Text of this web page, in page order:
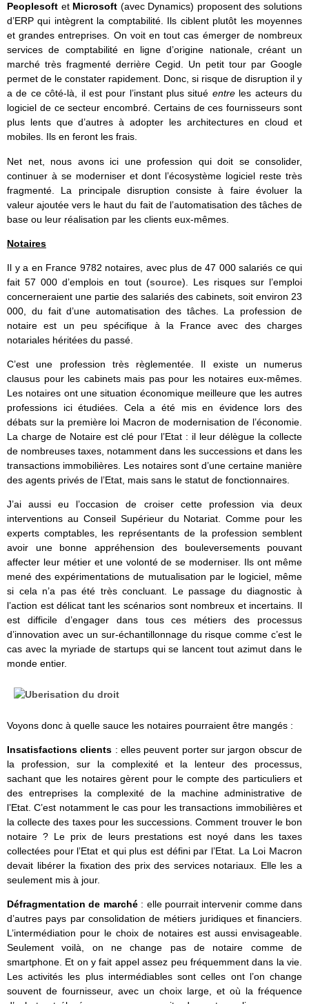
Peoplesoft et Microsoft (avec Dynamics) proposent des solutions
d’ERP qui intègrent la comptabilité. Ils ciblent plutôt les moyennes
et grandes entreprises. On voit en tout cas émerger de nombreux
services de comptabilité en ligne d’origine nationale, créant un
marché très fragmenté derrière Cegid. Un petit tour par Google
permet de le constater rapidement. Donc, si risque de disruption il y
a de ce côté-là, il est pour l’instant plus situé entre les acteurs du
logiciel de ce secteur encombré. Certains de ces fournisseurs sont
plus lents que d’autres à adopter les architectures en cloud et
mobiles. Ils en feront les frais.
Net net, nous avons ici une profession qui doit se consolider,
continuer à se moderniser et dont l’écosystème logiciel reste très
fragmenté. La principale disruption consiste à faire évoluer la
valeur ajoutée vers le haut du fait de l’automatisation des tâches de
base ou leur réalisation par les clients eux-mêmes.
Notaires
Il y a en France 9782 notaires, avec plus de 47 000 salariés ce qui
fait 57 000 d’emplois en tout (source). Les risques sur l’emploi
concerneraient une partie des salariés des cabinets, soit environ 23
000, du fait d’une automatisation des tâches. La profession de
notaire est un peu spécifique à la France avec des charges
notariales héritées du passé.
C’est une profession très règlementée. Il existe un numerus
clausus pour les cabinets mais pas pour les notaires eux-mêmes.
Les notaires ont une situation économique meilleure que les autres
professions ici étudiées. Cela a été mis en évidence lors des
débats sur la première loi Macron de modernisation de l’économie.
La charge de Notaire est clé pour l’Etat : il leur délègue la collecte
de nombreuses taxes, notamment dans les successions et dans les
transactions immobilières. Les notaires sont d’une certaine manière
des agents privés de l’Etat, mais sans le statut de fonctionnaires.
J’ai aussi eu l’occasion de croiser cette profession via deux
interventions au Conseil Supérieur du Notariat. Comme pour les
experts comptables, les représentants de la profession semblent
avoir une bonne appréhension des bouleversements pouvant
affecter leur métier et une volonté de se moderniser. Ils ont même
mené des expérimentations de mutualisation par le logiciel, même
si cela n’a pas été très concluant. Le passage du diagnostic à
l’action est délicat tant les scénarios sont nombreux et incertains. Il
est difficile d’engager dans tous ces métiers des processus
d’innovation avec un sur-échantillonnage du risque comme c’est le
cas avec la myriade de startups qui se lancent tout azimut dans le
monde entier.
Voyons donc à quelle sauce les notaires pourraient être mangés :
Insatisfactions clients : elles peuvent porter sur jargon obscur de
la profession, sur la complexité et la lenteur des processus,
sachant que les notaires gèrent pour le compte des particuliers et
des entreprises la complexité de la machine administrative de
l’Etat. C’est notamment le cas pour les transactions immobilières et
la collecte des taxes pour les successions. Comment trouver le bon
notaire ? Le prix de leurs prestations est noyé dans les taxes
collectées pour l’Etat et qui plus est défini par l’Etat. La Loi Macron
devait libérer la fixation des prix des services notariaux. Elle les a
seulement mis à jour.
Défragmentation de marché : elle pourrait intervenir comme dans
d’autres pays par consolidation de métiers juridiques et financiers.
L’intermédiation pour le choix de notaires est aussi envisageable.
Seulement voilà, on ne change pas de notaire comme de
smartphone. Et on y fait appel assez peu fréquemment dans la vie.
Les activités les plus intermédiables sont celles ont l’on change
souvent de fournisseur, avec un choix large, et où la fréquence